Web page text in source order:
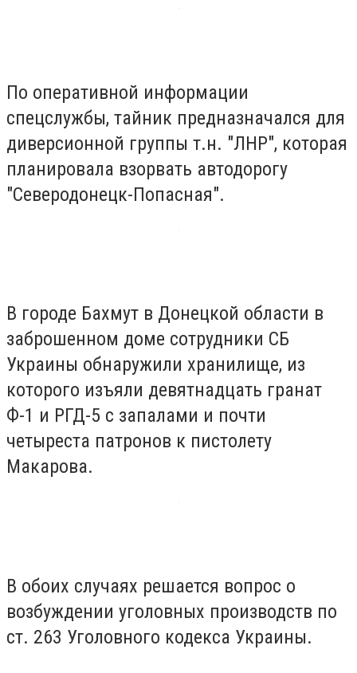
По оперативной информации
спецслужбы, тайник предназначался для
диверсионной группы т.н. "ЛНР", которая
планировала взорвать автодорогу
"Северодонецк-Попасная".
В городе Бахмут в Донецкой области в
заброшенном доме сотрудники СБ
Украины обнаружили хранилище, из
которого изъяли девятнадцать гранат
Ф-1 и РГД-5 с запалами и почти
четыреста патронов к пистолету
Макарова.
В обоих случаях решается вопрос о
возбуждении уголовных производств по
ст. 263 Уголовного кодекса Украины.